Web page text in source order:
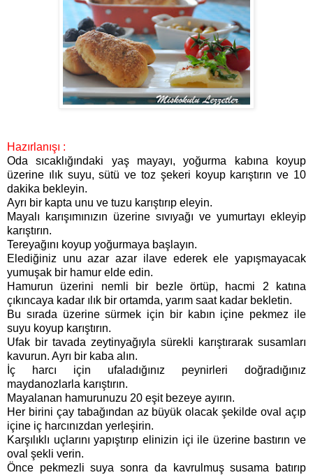
Hazırlanışı :
Oda sıcaklığındaki yaş mayayı, yoğurma kabına koyup
üzerine ılık suyu, sütü ve toz şekeri koyup karıştırın ve 10
dakika bekleyin.
Ayrı bir kapta unu ve tuzu karıştırıp eleyin.
Mayalı karışımınızın üzerine sıvıyağı ve yumurtayı ekleyip
karıştırın.
Tereyağını koyup yoğurmaya başlayın.
Elediğiniz unu azar azar ilave ederek ele yapışmayacak
yumuşak bir hamur elde edin.
Hamurun üzerini nemli bir bezle örtüp, hacmi 2 katına
çıkıncaya kadar ılık bir ortamda, yarım saat kadar bekletin.
Bu sırada üzerine sürmek için bir kabın içine pekmez ile
suyu koyup karıştırın.
Ufak bir tavada zeytinyağıyla sürekli karıştırarak susamları
kavurun. Ayrı bir kaba alın.
İç harcı için ufaladığınız peynirleri doğradığınız
maydanozlarla karıştırın.
Mayalanan hamurunuzu 20 eşit bezeye ayırın.
Her birini çay tabağından az büyük olacak şekilde oval açıp
içine iç harcınızdan yerleşirin.
Karşılıklı uçlarını yapıştırıp elinizin içi ile üzerine bastırın ve
oval şekli verin.
Önce pekmezli suya sonra da kavrulmuş susama batırıp